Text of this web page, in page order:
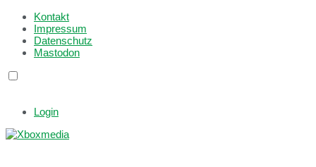
Kontakt
Impressum
Datenschutz
Mastodon
Login